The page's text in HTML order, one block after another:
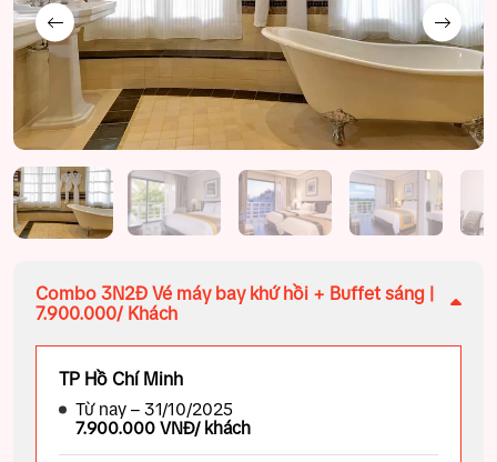
Combo 3N2Đ Vé máy bay khứ hồi + Buffet sáng |
7.900.000/ Khách
TP Hồ Chí Minh
Từ nay – 31/10/2025
7.900.000 VNĐ/ khách